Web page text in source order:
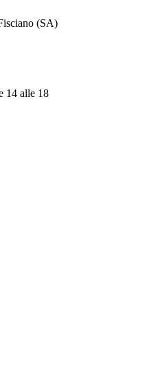
(SA)
14 alle 18